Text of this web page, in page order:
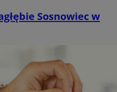
Sosnowiec w